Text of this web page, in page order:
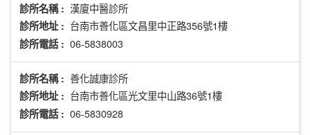
診所名稱 : 漢廈中醫診所
診所地址 : 台南市善化區文昌里中正路356號1樓
診所電話 : 06-5838003
診所名稱 : 善化誠康診所
診所地址 : 台南市善化區光文里中山路36號1樓
診所電話 : 06-5830928